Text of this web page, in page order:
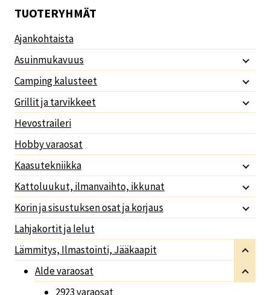
TUOTERYHMÄT
Ajankohtaista
Asuinmukavuus
Camping kalusteet
Grillit ja tarvikkeet
Hevostraileri
Hobby varaosat
Kaasutekniikka
Kattoluukut, ilmanvaihto, ikkunat
Korin ja sisustuksen osat ja korjaus
Lahjakortit ja lelut
Lämmitys, Ilmastointi, Jääkaapit
Alde varaosat
2923 varaosat